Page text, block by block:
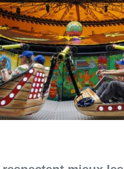
"Foire du Midi: les
respectent mieux les